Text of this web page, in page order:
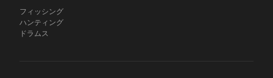
フィッシング
ハンティング
ドラムス